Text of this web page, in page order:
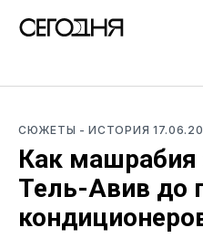
СЮЖЕТЫ - ИСТОРИЯ
Как
Тель-Авив до